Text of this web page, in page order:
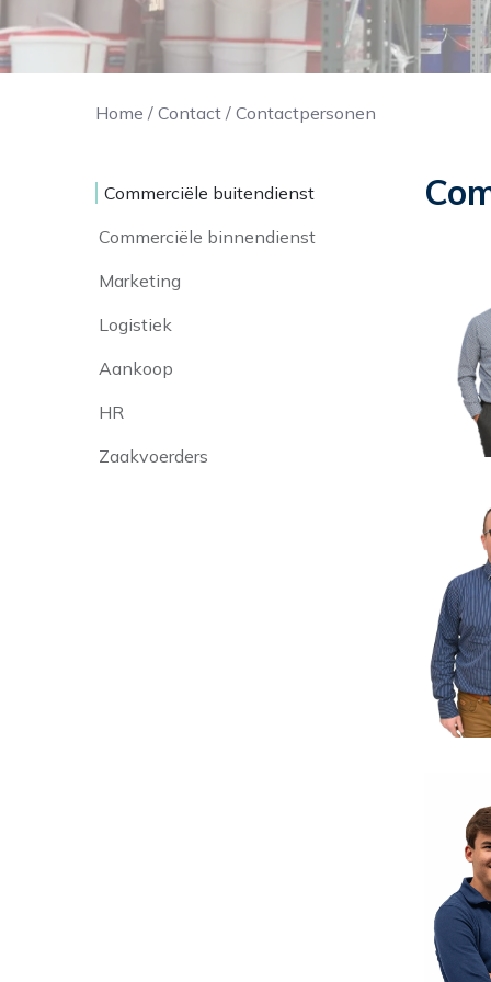
Home / Contact / Contactpersonen
Commerciële buitendienst
Commerciële binnendienst
Marketing
Logistiek
Aankoop
HR
Zaakvoerders